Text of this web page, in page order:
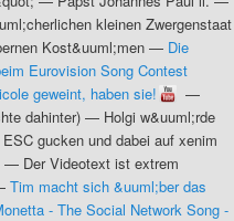
kleinen Zwergenstaat
Kost&uuml;men — Die
Eurovision Song Contest
geweint, haben sie!
—
dahinter) — Holgi w&uuml;rde
gucken und dabei auf xenim
— Der Videotext ist extrem
Tim macht sich &uuml;ber das
- The Social Network Song -